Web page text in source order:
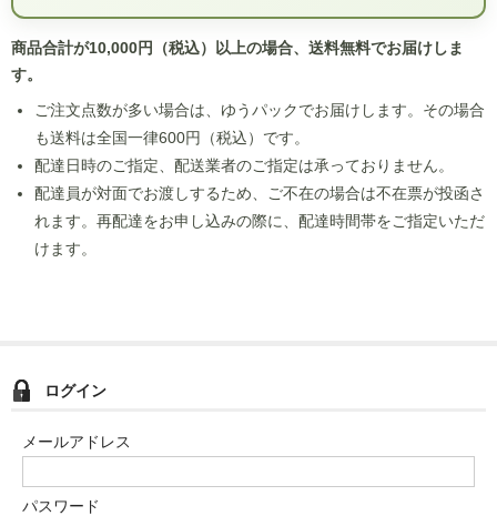
商品合計が10,000円（税込）以上の場合、送料無料でお届けしま
す。
ご注文点数が多い場合は、ゆうパックでお届けします。その場合
も送料は全国一律600円（税込）です。
配達日時のご指定、配送業者のご指定は承っておりません。
配達員が対面でお渡しするため、ご不在の場合は不在票が投函さ
れます。再配達をお申し込みの際に、配達時間帯をご指定いただ
けます。
ログイン
メールアドレス
パスワード